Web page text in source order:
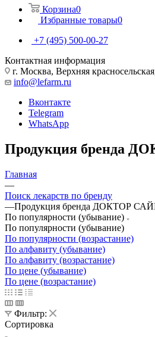
Корзина0
Избранные товары0
+7 (495) 500-00-27
Контактная информация
г. Москва, Верхняя
info@lefarm.ru
Вконтакте
Telegram
WhatsApp
Продукция бренда
Главная
—
Поиск лекарств по бренду
—Продукция бренда ДОКТОР
По популярности (убывание)
По популярности (убывание)
По популярности (возрастание)
По алфавиту (убывание)
По алфавиту (возрастание)
По цене (убывание)
По цене (возрастание)
Фильтр:
Сортировка